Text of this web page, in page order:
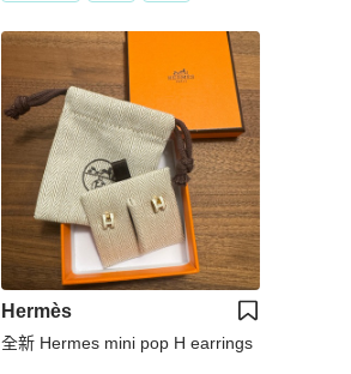
Hermès
全新 Hermes mini pop H earrings